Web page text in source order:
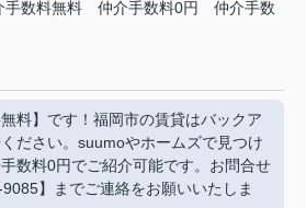
手数料無料 仲介手数料0円
仲介手数
無料】です！福岡市の賃貸はバックア
ださい。suumoやホームズで見つけ
数料0円でご紹介可能です。お問合せ
】までご連絡をお願いいたしま